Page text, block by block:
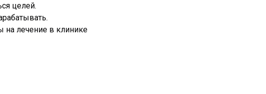
целей.
на лечение в клинике